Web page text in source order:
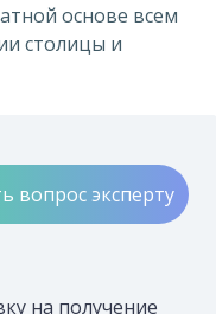
основе всем
столицы и
вопрос эксперту
на получение